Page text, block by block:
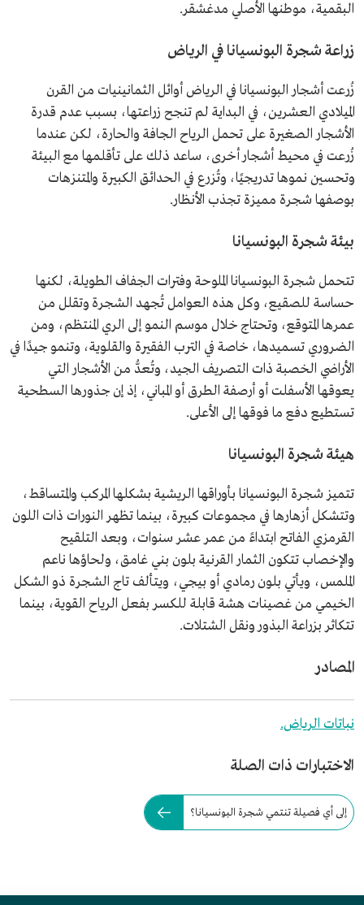
البقمية، موطنها الأصلي مدغشقر.
زراعة شجرة البونسيانا في الرياض
زُرعت أشجار البونسيانا في الرياض أوائل الثمانينيات من القرن
الميلادي العشرين، في البداية لم تنجح زراعتها، بسبب عدم قدرة
الأشجار الصغيرة على تحمل الرياح الجافة والحارة، لكن عندما
زُرعت في محيط أشجار أخرى، ساعد ذلك على تأقلمها مع البيئة
وتحسين نموها تدريجيًا، وتُزرع في الحدائق الكبيرة والمتنزهات
بوصفها شجرة مميزة تجذب الأنظار.
بيئة شجرة البونسيانا
تتحمل شجرة البونسيانا الملوحة وفترات الجفاف الطويلة، لكنها
حساسة للصقيع، وكل هذه العوامل تُجهد الشجرة وتقلل من
عمرها المتوقع، وتحتاج خلال موسم النمو إلى الري المنتظم، ومن
الضروري تسميدها، خاصة في الترب الفقيرة والقلوية، وتنمو جيدًا في
الأراضي الخصبة ذات التصريف الجيد، وتُعدُّ من الأشجار التي
يعوقها الأسفلت أو أرصفة الطرق أو المباني، إذ إن جذورها السطحية
تستطيع دفع ما فوقها إلى الأعلى.
هيئة شجرة البونسيانا
تتميز شجرة البونسيانا بأوراقها الريشية بشكلها المركب والمتساقط،
وتتشكل أزهارها في مجموعات كبيرة، بينما تظهر النورات ذات اللون
القرمزي الفاتح ابتداءً من عمر عشر سنوات، وبعد التلقيح
والإخصاب تتكون الثمار القرنية بلون بني غامق، ولحاؤها ناعم
الملمس، ويأتي بلون رمادي أو بيجي، ويتألف تاج الشجرة ذو الشكل
الخيمي من غصينات هشة قابلة للكسر بفعل الرياح القوية، بينما
تتكاثر بزراعة البذور ونقل الشتلات.
المصادر
نباتات الرياض.
الاختبارات ذات الصلة
إلى أي فصيلة تنتمي شجرة البونسيانا؟